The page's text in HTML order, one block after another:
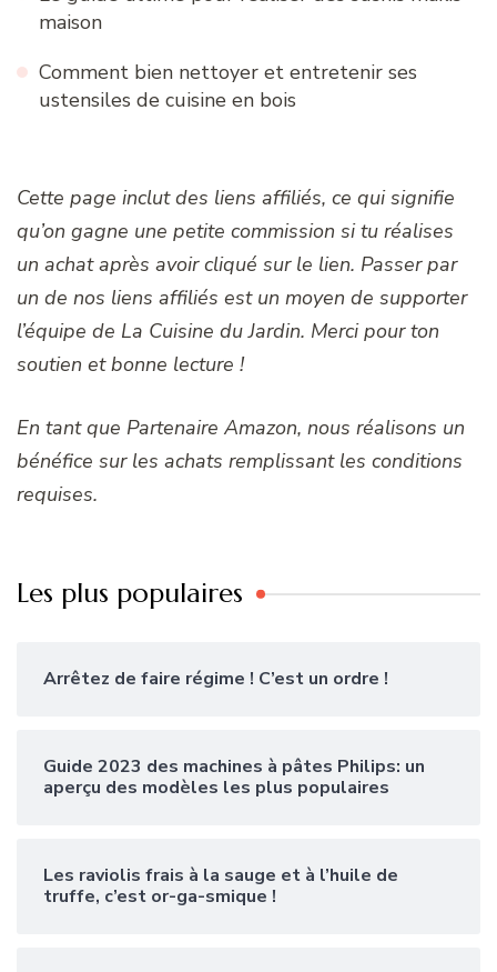
maison
Comment bien nettoyer et entretenir ses
ustensiles de cuisine en bois
Cette page inclut des liens affiliés, ce qui signifie
qu’on gagne une petite commission si tu réalises
un achat après avoir cliqué sur le lien. Passer par
un de nos liens affiliés est un moyen de supporter
l’équipe de La Cuisine du Jardin. Merci pour ton
soutien et bonne lecture !
En tant que Partenaire Amazon, nous réalisons un
bénéfice sur les achats remplissant les conditions
requises.
Les plus populaires
Arrêtez de faire régime ! C’est un ordre !
Guide 2023 des machines à pâtes Philips: un
aperçu des modèles les plus populaires
Les raviolis frais à la sauge et à l’huile de
truffe, c’est or-ga-smique !